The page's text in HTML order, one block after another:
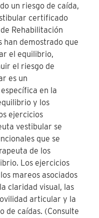
un riesgo de caída,
certificado
Rehabilitación
han demostrado que
el equilibrio,
el riesgo de
es un
en la
y los
ejercicios
vestibular se
que se
de los
Los ejercicios
mareos asociados
claridad visual, las
articular y la
de caídas. (Consulte